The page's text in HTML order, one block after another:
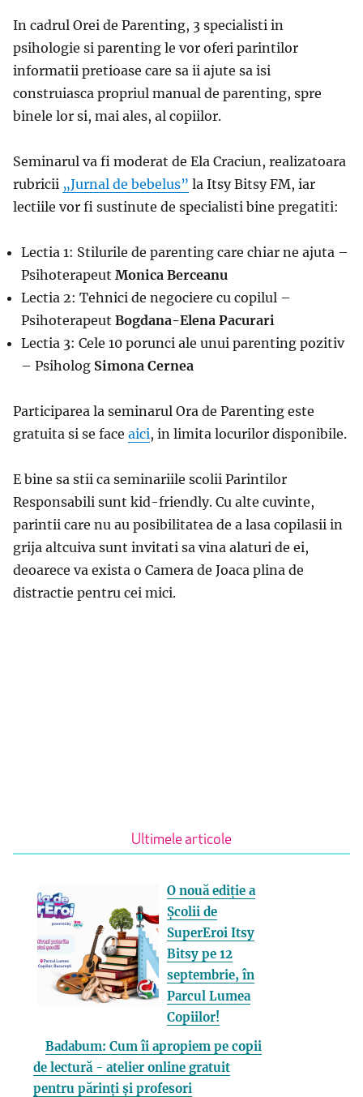
In cadrul Orei de Parenting, 3 specialisti in
psihologie si parenting le vor oferi parintilor
informatii pretioase care sa ii ajute sa isi
construiasca propriul manual de parenting, spre
binele lor si, mai ales, al copiilor.
Seminarul va fi moderat de Ela Craciun, realizatoara
rubricii „Jurnal de bebelus” la Itsy Bitsy FM, iar
lectiile vor fi sustinute de specialisti bine pregatiti:
Lectia 1: Stilurile de parenting care chiar ne ajuta –
Psihoterapeut Monica Berceanu
Lectia 2: Tehnici de negociere cu copilul –
Psihoterapeut Bogdana-Elena Pacurari
Lectia 3: Cele 10 porunci ale unui parenting pozitiv
– Psiholog Simona Cernea
Participarea la seminarul Ora de Parenting este
gratuita si se face aici, in limita locurilor disponibile.
E bine sa stii ca seminariile scolii Parintilor
Responsabili sunt kid-friendly. Cu alte cuvinte,
parintii care nu au posibilitatea de a lasa copilasii in
grija altcuiva sunt invitati sa vina alaturi de ei,
deoarece va exista o Camera de Joaca plina de
distractie pentru cei mici.
Ultimele articole
O nouă ediție a
Școlii de
SuperEroi Itsy
Bitsy pe 12
septembrie, în
Parcul Lumea
Copiilor!
Badabum: Cum îi apropiem pe copii
de lectură - atelier online gratuit
pentru părinți și profesori